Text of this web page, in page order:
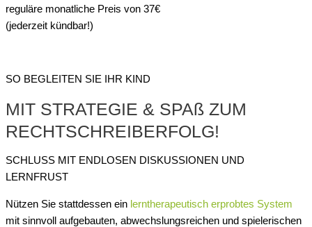
reguläre monatliche Preis von 37€
(jederzeit kündbar!)
SO BEGLEITEN SIE IHR KIND
MIT STRATEGIE & SPAß ZUM
RECHTSCHREIBERFOLG!
SCHLUSS MIT ENDLOSEN DISKUSSIONEN UND
LERNFRUST
Nützen Sie stattdessen ein lerntherapeutisch erprobtes System
mit sinnvoll aufgebauten, abwechslungsreichen und spielerischen